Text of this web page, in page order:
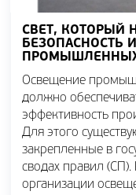
СВЕТ, КОТОРЫЙ
БЕЗОПАСНОСТЬ
Освещение
должно
эффективность
Для этого
закрепленные в
сводах правил
организации